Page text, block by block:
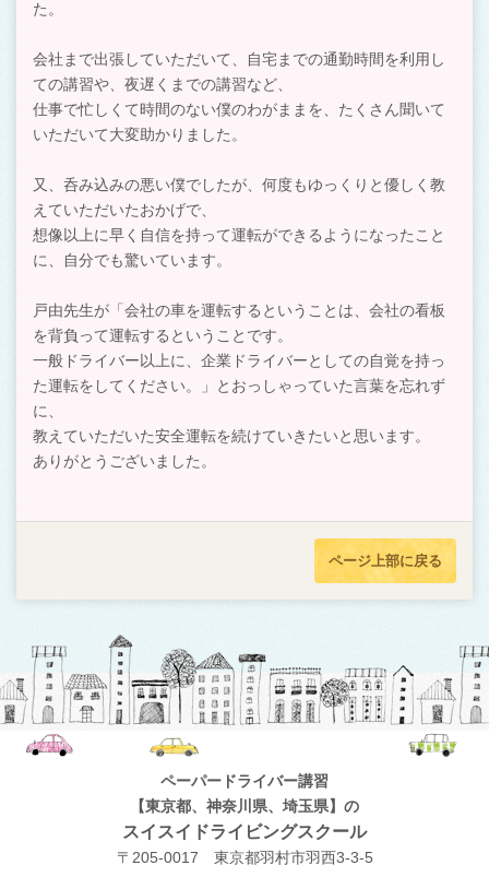
た。
会社まで出張していただいて、自宅までの通勤時間を利用し
ての講習や、夜遅くまでの講習など、
仕事で忙しくて時間のない僕のわがままを、たくさん聞いて
いただいて大変助かりました。
又、呑み込みの悪い僕でしたが、何度もゆっくりと優しく教
えていただいたおかげで、
想像以上に早く自信を持って運転ができるようになったこと
に、自分でも驚いています。
戸由先生が「会社の車を運転するということは、会社の看板
を背負って運転するということです。
一般ドライバー以上に、企業ドライバーとしての自覚を持っ
た運転をしてください。」とおっしゃっていた言葉を忘れず
に、
教えていただいた安全運転を続けていきたいと思います。
ありがとうございました。
ページ上部に戻る
ペーパードライバー講習
【東京都、神奈川県、埼玉県】の
スイスイドライビングスクール
〒205-0017 東京都羽村市羽西3-3-5